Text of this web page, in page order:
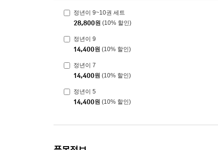
정년이 9~10권 세트
28,800원 (10% 할인)
정년이 9
14,400원 (10% 할인)
정년이 7
14,400원 (10% 할인)
정년이 5
14,400원 (10% 할인)